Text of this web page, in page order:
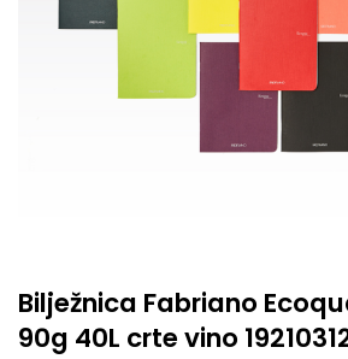
Bilježnica Fabriano
90g 40L crte vino